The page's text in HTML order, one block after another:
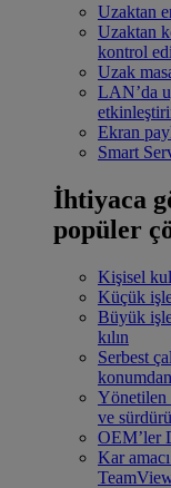
Uzaktan
Uzaktan
kontrol
Uzak
LAN’da
Ekran
Smart
İhtiyaca
popüler
Kişisel
Küçük
Büyük
kılın
Serbest
Yönetilen
ve
OEM’ler
Kar